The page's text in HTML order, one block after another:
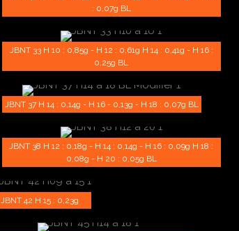
: 0,07g BL
JBNT 33 H 10 : 0,85g - H 12 : 0,61g H 14 : 0,41g - H 16 :
0,25g BL
JBNT 37 H 14 : 0,14g - H 16 - 0,13g - H 18 : 0,07g BL
JBNT 38 H 12 : 0,18g - H 14 : 0,14g - H 16 : 0,09g H 18 :
0,08g - H 20 : 0,05g BL
JBNT 42 H 15 : 0,23g